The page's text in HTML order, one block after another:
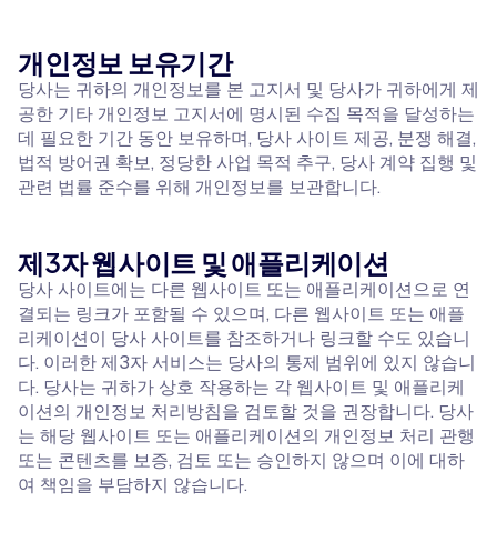
개인정보 보유기간
당사는 귀하의 개인정보를 본 고지서 및 당사가 귀하에게 제
공한 기타 개인정보 고지서에 명시된 수집 목적을 달성하는
데 필요한 기간 동안 보유하며, 당사 사이트 제공, 분쟁 해결,
법적 방어권 확보, 정당한 사업 목적 추구, 당사 계약 집행 및
관련 법률 준수를 위해 개인정보를 보관합니다.
제3자 웹사이트 및 애플리케이션
당사 사이트에는 다른 웹사이트 또는 애플리케이션으로 연
결되는 링크가 포함될 수 있으며, 다른 웹사이트 또는 애플
리케이션이 당사 사이트를 참조하거나 링크할 수도 있습니
다. 이러한 제3자 서비스는 당사의 통제 범위에 있지 않습니
다. 당사는 귀하가 상호 작용하는 각 웹사이트 및 애플리케
이션의 개인정보 처리방침을 검토할 것을 권장합니다. 당사
는 해당 웹사이트 또는 애플리케이션의 개인정보 처리 관행
또는 콘텐츠를 보증, 검토 또는 승인하지 않으며 이에 대하
여 책임을 부담하지 않습니다.